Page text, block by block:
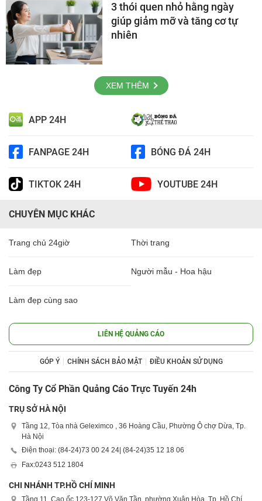
3 thói quen nhỏ hằng ngày
giúp giảm mỡ và tăng cơ tự
nhiên
XEM THÊM
APP 24H
FANPAGE 24H BÓNG ĐÁ 24H
TIKTOK 24H YOUTUBE 24H
CHUYÊN MỤC KHÁC
Trang chủ 24giờ Thời trang
Làm đẹp Người mẫu - Hoa hậu
Làm đẹp cùng sao
LIÊN HỆ QUẢNG CÁO
GÓP Ý CHÍNH SÁCH BẢO MẬT ĐIỀU KHOẢN SỬ DỤNG
Công Ty Cổ Phần Quảng Cáo Trực Tuyến 24h
TRỤ SỞ HÀ NỘI
Tầng 12, Tòa nhà Geleximco , 36 Hoàng Cầu, Phường Ô chợ Dừa, Tp.
Hà Nội
Điện thoại: (84-24)73 00 24 24 | (84-24)35 12 18 06
Fax:0243 512 1804
CHI NHÁNH TP.HỒ CHÍ MINH